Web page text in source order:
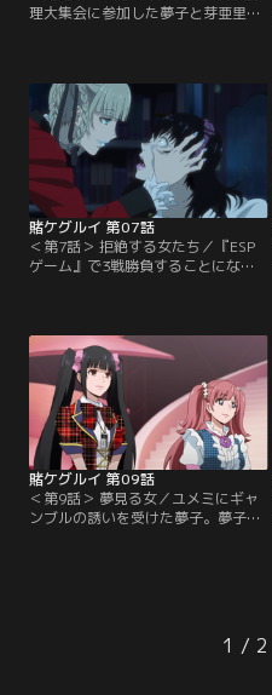
理大集会に参加した夢子と芽亜里
のギャンブルに参加した木渡は家畜
から搾取してやると豪語していた
が、夢子と芽亜里の巧みなブラフに
翻弄されチップを減らしていく。そ
してゲームが進むにつれ、勝負の行
方は木渡と組んで…。
賭ケグルイ 第07話
＜第7話＞ 拒絶する女たち／『ESP
ゲーム』で3戦勝負することになっ
を引く。なぜそれほどまで命がけの
ギャンブルを求めるのかを夢子に尋
ねられると、妄は綺羅莉とギャンブ
ルで対決した時の記憶を、恍惚とし
た笑みを浮かべながら語り始めた。
賭ケグルイ 第09話
＜第9話＞ 夢見る女／ユメミにギャ
ンブルの誘いを受けた夢子。夢子は
物とは？ユメミが用意したギャンブ
ル『一流アイドル決定戦 バトってい
1